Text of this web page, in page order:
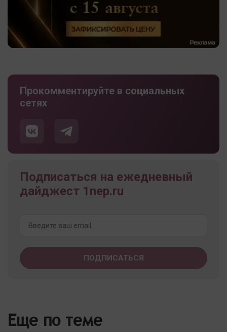
Прокомментируйте в социальных
сетях
Подписаться на ежедневный
дайджест 1nep.ru
Еще по теме